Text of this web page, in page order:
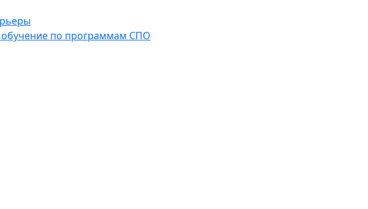
обучение по программам СПО